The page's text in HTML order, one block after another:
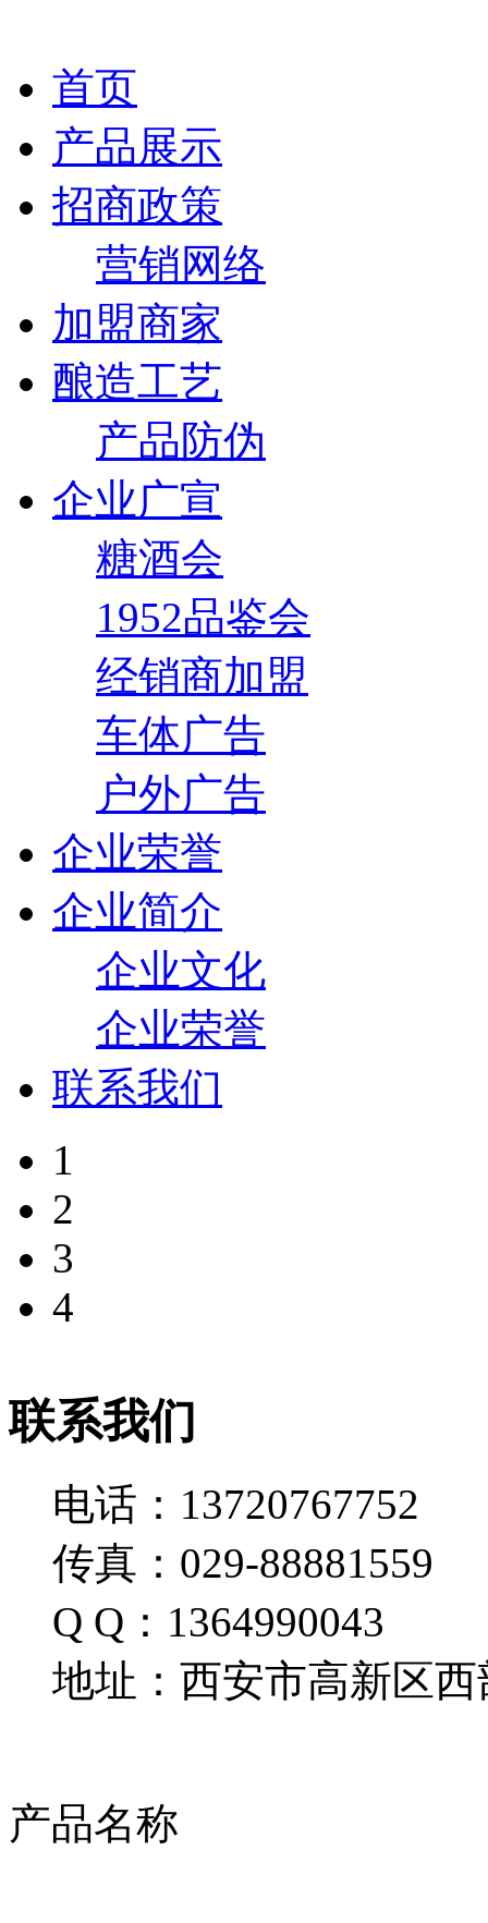
首页
产品展示
招商政策
营销网络
加盟商家
酿造工艺
产品防伪
企业广宣
糖酒会
1952品鉴会
经销商加盟
车体广告
户外广告
企业荣誉
企业简介
企业文化
企业荣誉
联系我们
1
2
3
4
联系我们
电话：13720767752
传真：029-88881559
Q Q：1364990043
地址：西安市高新区西
产品名称